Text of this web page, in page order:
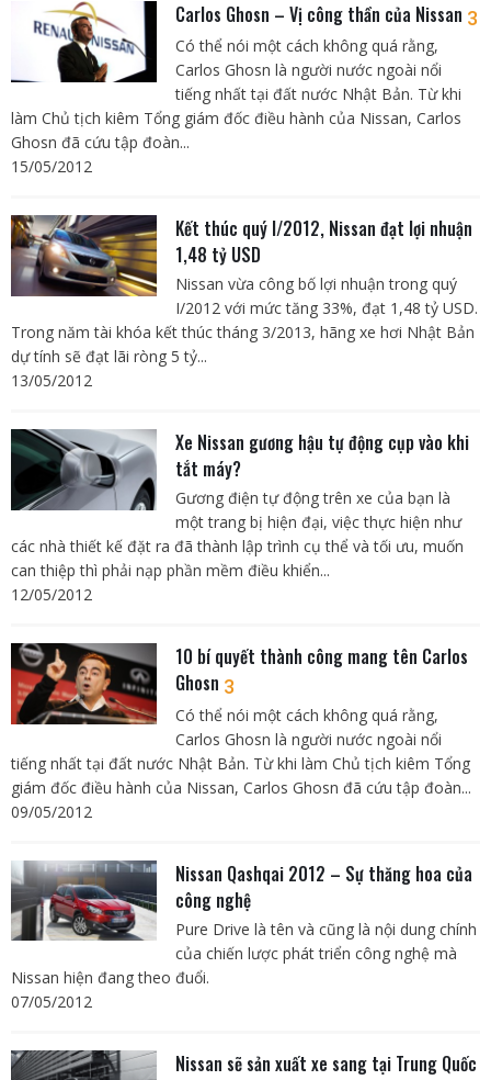
Carlos Ghosn – Vị công thần của Nissan 3
Có thể nói một cách không quá rằng,
Carlos Ghosn là người nước ngoài nổi
tiếng nhất tại đất nước Nhật Bản. Từ khi
làm Chủ tịch kiêm Tổng giám đốc điều hành của Nissan, Carlos
Ghosn đã cứu tập đoàn...
15/05/2012
Kết thúc quý I/2012, Nissan đạt lợi nhuận
1,48 tỷ USD
Nissan vừa công bố lợi nhuận trong quý
I/2012 với mức tăng 33%, đạt 1,48 tỷ USD.
Trong năm tài khóa kết thúc tháng 3/2013, hãng xe hơi Nhật Bản
dự tính sẽ đạt lãi ròng 5 tỷ...
13/05/2012
Xe Nissan gương hậu tự động cụp vào khi
tắt máy?
Gương điện tự động trên xe của bạn là
một trang bị hiện đại, việc thực hiện như
các nhà thiết kế đặt ra đã thành lập trình cụ thể và tối ưu, muốn
can thiệp thì phải nạp phần mềm điều khiển...
12/05/2012
10 bí quyết thành công mang tên Carlos
Ghosn 3
Có thể nói một cách không quá rằng,
Carlos Ghosn là người nước ngoài nổi
tiếng nhất tại đất nước Nhật Bản. Từ khi làm Chủ tịch kiêm Tổng
giám đốc điều hành của Nissan, Carlos Ghosn đã cứu tập đoàn...
09/05/2012
Nissan Qashqai 2012 – Sự thăng hoa của
công nghệ
Pure Drive là tên và cũng là nội dung chính
của chiến lược phát triển công nghệ mà
Nissan hiện đang theo đuổi.
07/05/2012
Nissan sẽ sản xuất xe sang tại Trung Quốc